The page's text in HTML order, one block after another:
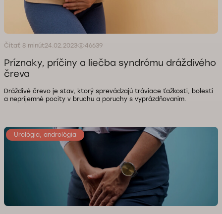
Čítať 8 minút24.02.2023 46639
Príznaky, príčiny a liečba syndrómu dráždivého
čreva
Dráždivé črevo je stav, ktorý sprevádzajú tráviace ťažkosti, bolesti
a nepríjemné pocity v bruchu a poruchy s vyprázdňovaním.
Urológia, andrológia